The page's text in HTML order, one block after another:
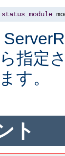
status_module
指定
す。
ト